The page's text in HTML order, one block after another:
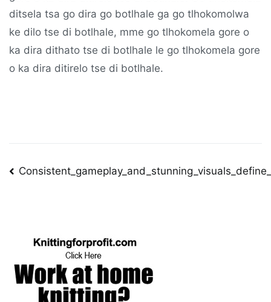
ditsela tsa go dira go botlhale ga go tlhokomolwa
ke dilo tse di botlhale, mme go tlhokomela gore o
ka dira dithato tse di botlhale le go tlhokomela gore
o ka dira ditirelo tse di botlhale.
Post